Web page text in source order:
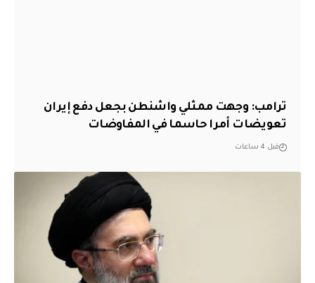
‏ترامب: وجهت ممثلي واشنطن بجعل دفع إيران
تعويضات أمرا حاسما في المفاوضات
قبل 4 ساعات